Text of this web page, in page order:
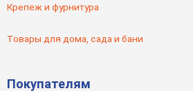
Крепеж и фурнитура
Товары для дома, сада и бани
Покупателям